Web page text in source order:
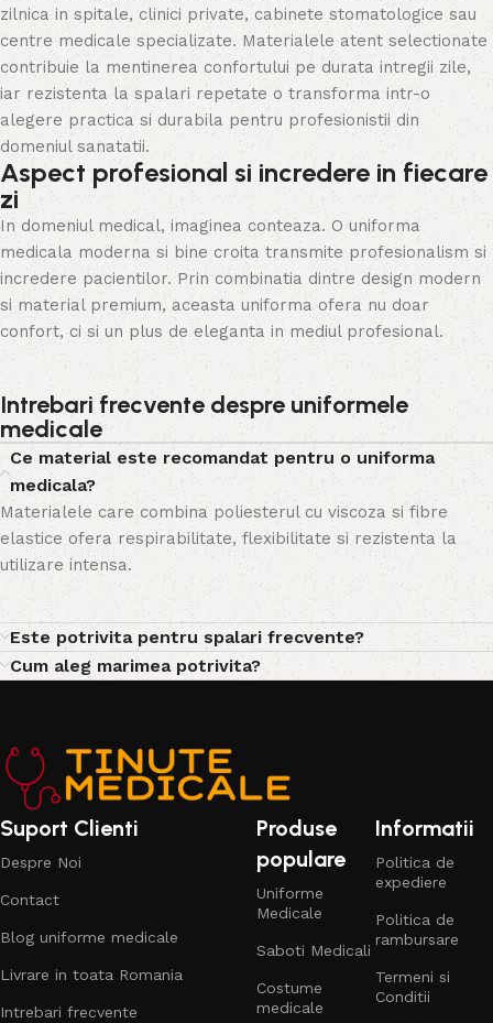
zilnica in spitale, clinici private, cabinete stomatologice sau
centre medicale specializate. Materialele atent selectionate
contribuie la mentinerea confortului pe durata intregii zile,
iar rezistenta la spalari repetate o transforma intr-o
alegere practica si durabila pentru profesionistii din
domeniul sanatatii.
Aspect profesional si incredere in fiecare
zi
In domeniul medical, imaginea conteaza. O uniforma
medicala moderna si bine croita transmite profesionalism si
incredere pacientilor. Prin combinatia dintre design modern
si material premium, aceasta uniforma ofera nu doar
confort, ci si un plus de eleganta in mediul profesional.
Intrebari frecvente despre uniformele
medicale
Ce material este recomandat pentru o uniforma
medicala?
Materialele care combina poliesterul cu viscoza si fibre
elastice ofera respirabilitate, flexibilitate si rezistenta la
utilizare intensa.
Este potrivita pentru spalari frecvente?
Cum aleg marimea potrivita?
Suport Clienti
Despre Noi
Contact
Blog uniforme medicale
Livrare in toata Romania
Intrebari frecvente
Produse
populare
Uniforme
Medicale
Saboti Medicali
Costume
medicale
Informatii
Politica de
expediere
Politica de
rambursare
Termeni si
Conditii